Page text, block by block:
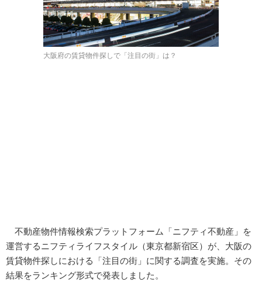
大阪府の賃貸物件探しで「注目の街」は？
不動産物件情報検索プラットフォーム「ニフティ不動産」を
運営するニフティライフスタイル（東京都新宿区）が、大阪の
賃貸物件探しにおける「注目の街」に関する調査を実施。その
結果をランキング形式で発表しました。